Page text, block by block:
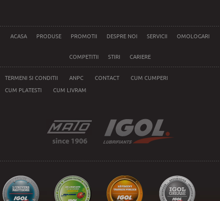
ACASA PRODUSE PROMOTII DESPRE NOI SERVICII OMOLOGARI
COMPETITII STIRI CARIERE
TERMENI SI CONDITII ANPC CONTACT CUM CUMPERI
CUM PLATESTI CUM LIVRAM